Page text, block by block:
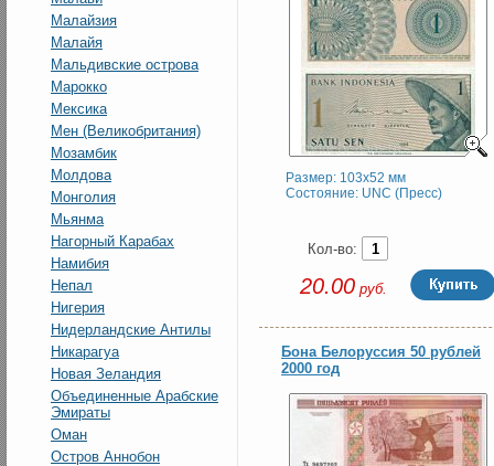
Малайзия
Малайя
Мальдивские острова
Марокко
Мексика
Мен (Великобритания)
Мозамбик
Молдова
Монголия
Мьянма
Нагорный Карабах
Намибия
Непал
Нигерия
Нидерландские Антилы
Никарагуа
Новая Зеландия
Объединенные Арабские
Эмираты
Оман
Остров Аннобон
Размер: 103x52 мм
Состояние: UNC (Пресс)
Кол-во:
20.00руб.
Бона Белоруссия 50 рублей
2000 год